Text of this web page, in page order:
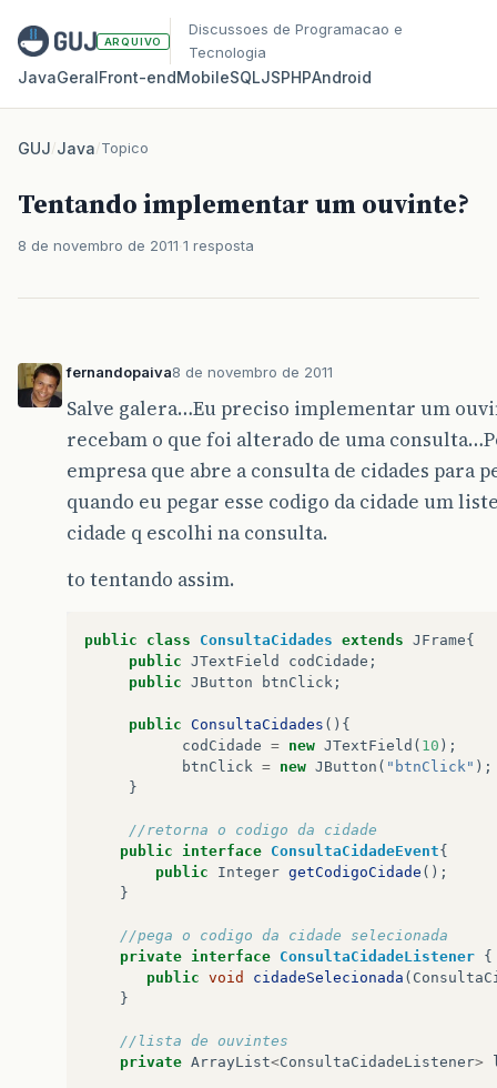
ARQUIVO
Discussoes de Programacao e
Tecnologia
JavaGeralFront‑endMobileSQLJSPHPAndroid
GUJ/Java/Topico
Tentando implementar um ouvinte?
8 de novembro de 2011 1 resposta
fernandopaiva8 de novembro de 2011
Salve galera…Eu preciso implementar um
recebam o que foi alterado de uma
empresa que abre a consulta de cidades para
quando eu pegar esse codigo da cidade um
cidade q escolhi na consulta.
to tentando assim.
public class ConsultaCidades extends JFrame{
public JTextField codCidade ;
public JButton btnClick ;
public ConsultaCidades (){
codCidade = new JTextField ( 10 );
btnClick = new JButton ( "btnClick" );
}
//retorna o codigo da cidade
public
interface ConsultaCidadeEvent{
public
Integer getCodigoCidade ();
}
//pega o codigo da cidade selecionada
private interface ConsultaCidadeListener {
public void cidadeSelecionada (
}
//lista de ouvintes
private ArrayList<ConsultaCidadeListener>